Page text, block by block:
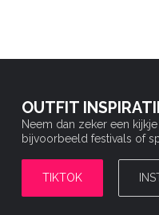
OUTFIT
Neem dan zeker een
bijvoorbeeld festivals of
TIKTOK